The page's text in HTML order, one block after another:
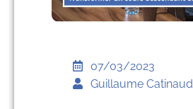
07/03/2023
Guillaume Catinaud